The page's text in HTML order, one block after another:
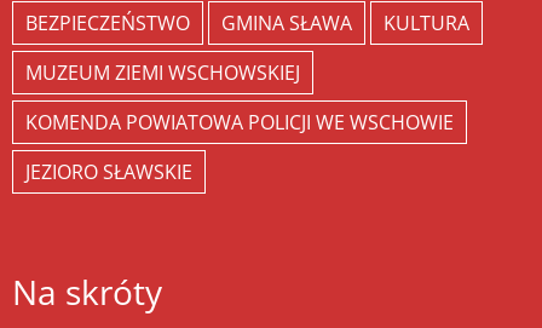
BEZPIECZEŃSTWO
GMINA SŁAWA
KULTURA
MUZEUM ZIEMI WSCHOWSKIEJ
KOMENDA POWIATOWA POLICJI WE WSCHOWIE
JEZIORO SŁAWSKIE
Na skróty